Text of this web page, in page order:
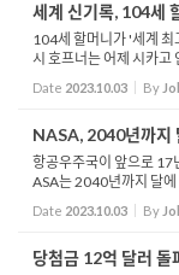
세계 신기록, 104세
104세 할머니가 '세계
시 호프너는 어제 시카고
째 스카이다이브를 성공
Date 2023.10.03 By
NASA, 2040년까지
항공우주국이 앞으로 17
ASA는 2040년까지 달에
할 수 있도록 주택 지구
편, 표면에...
Date 2023.10.03 By
당첨금 12억 달러